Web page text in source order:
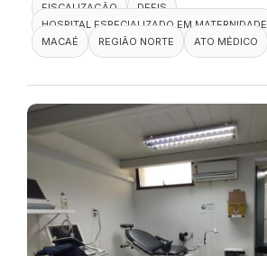
FISCALIZAÇÃO
DEFIS
HOSPITAL ESPECIALIZADO EM MATERNIDADE
MACAÉ
REGIÃO NORTE ATO MÉDICO